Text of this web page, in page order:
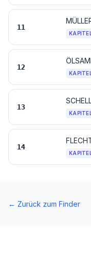
11
KAPITEL
12
KAPITEL
13
KAPITEL
14
KAPITEL
← Zurück zum Finder